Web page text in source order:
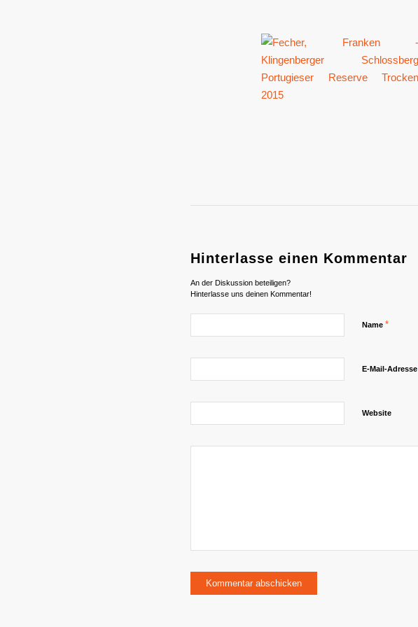
Hinterlasse einen Kommentar
An der Diskussion beteiligen?
Hinterlasse uns deinen Kommentar!
Name *
E-Mail-Adresse
Website